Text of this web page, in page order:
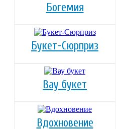
Богемия
Букет-Сюрприз
Вау букет
Вдохновение